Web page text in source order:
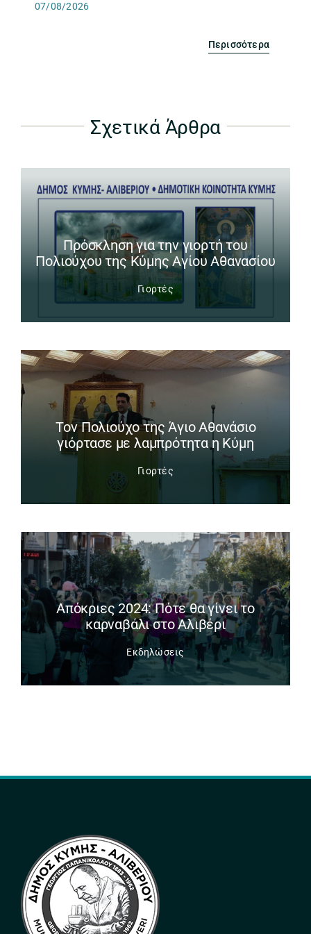
07/08/2026
Περισσότερα
Σχετικά Άρθρα
Πρόσκληση για την γιορτή του
Πολιούχου της Κύμης Αγίου Αθανασίου
Γιορτές
Tον Πολιούχο της Άγιο Αθανάσιο
γιόρτασε με λαμπρότητα η Κύμη
Γιορτές
Απόκριες 2024: Πότε θα γίνει το
καρναβάλι στο Αλιβέρι
Εκδηλώσεις